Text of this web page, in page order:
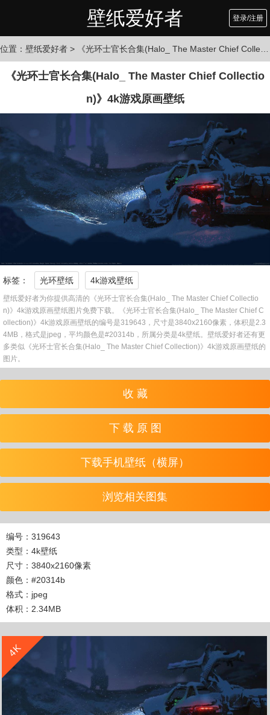
壁纸爱好者 登录/注册
位置： 壁纸爱好者 > 《光环士官长合集(Halo_ The Master Chief Collection)》4k游戏原画壁纸
《光环士官长合集(Halo_ The Master Chief Collectio
n)》4k游戏原画壁纸
标签： 光环壁纸 4k游戏壁纸
壁纸爱好者为你提供高清的《光环士官长合集(Halo_ The Master Chief Collectio
n)》4k游戏原画壁纸图片免费下载。《光环士官长合集(Halo_ The Master Chief C
ollection)》4k游戏原画壁纸的编号是319643，尺寸是3840x2160像素，体积是2.3
4MB，格式是jpeg，平均颜色是#20314b，所属分类是4k壁纸。壁纸爱好者还有更
多类似《光环士官长合集(Halo_ The Master Chief Collection)》4k游戏原画壁纸的
图片。
收 藏
下 载 原 图
下载手机壁纸（横屏）
浏览相关图集
编号：319643
类型：4k壁纸
尺寸：3840x2160像素
颜色：#20314b
格式：jpeg
体积：2.34MB
4K
立 即 下 载
收 藏